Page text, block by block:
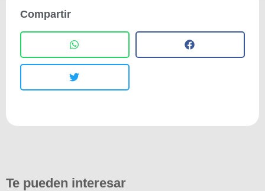
Compartir
Te pueden interesar